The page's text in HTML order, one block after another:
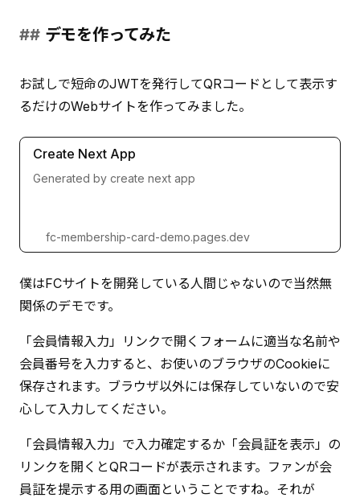
デモを作ってみた
お試しで短命のJWTを発行してQRコードとして表示す
るだけのWebサイトを作ってみました。
Create Next App
Generated by create next app
fc-membership-card-demo.pages.dev
僕はFCサイトを開発している人間じゃないので当然無
関係のデモです。
「会員情報入力」リンクで開くフォームに適当な名前や
会員番号を入力すると、お使いのブラウザのCookieに
保存されます。ブラウザ以外には保存していないので安
心して入力してください。
「会員情報入力」で入力確定するか「会員証を表示」の
リンクを開くとQRコードが表示されます。ファンが会
員証を提示する用の画面ということですね。それが